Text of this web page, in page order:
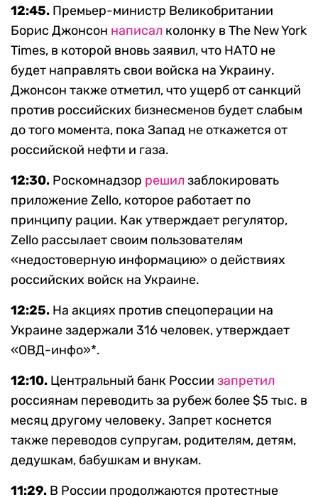
12:45. Премьер-министр Великобритании
Борис Джонсон написал колонку в The New York
Times, в которой вновь заявил, что НАТО не
будет направлять свои войска на Украину.
Джонсон также отметил, что ущерб от санкций
против российских бизнесменов будет слабым
до того момента, пока Запад не откажется от
российской нефти и газа.
12:30. Роскомнадзор решил заблокировать
приложение Zello, которое работает по
принципу рации. Как утверждает регулятор,
Zello рассылает своим пользователям
«недостоверную информацию» о действиях
российских войск на Украине.
12:25. На акциях против спецоперации на
Украине задержали 316 человек, утверждает
«ОВД-инфо»*.
12:10. Центральный банк России запретил
россиянам переводить за рубеж более $5 тыс. в
месяц другому человеку. Запрет коснется
также переводов супругам, родителям, детям,
дедушкам, бабушкам и внукам.
11:29. В России продолжаются протестные